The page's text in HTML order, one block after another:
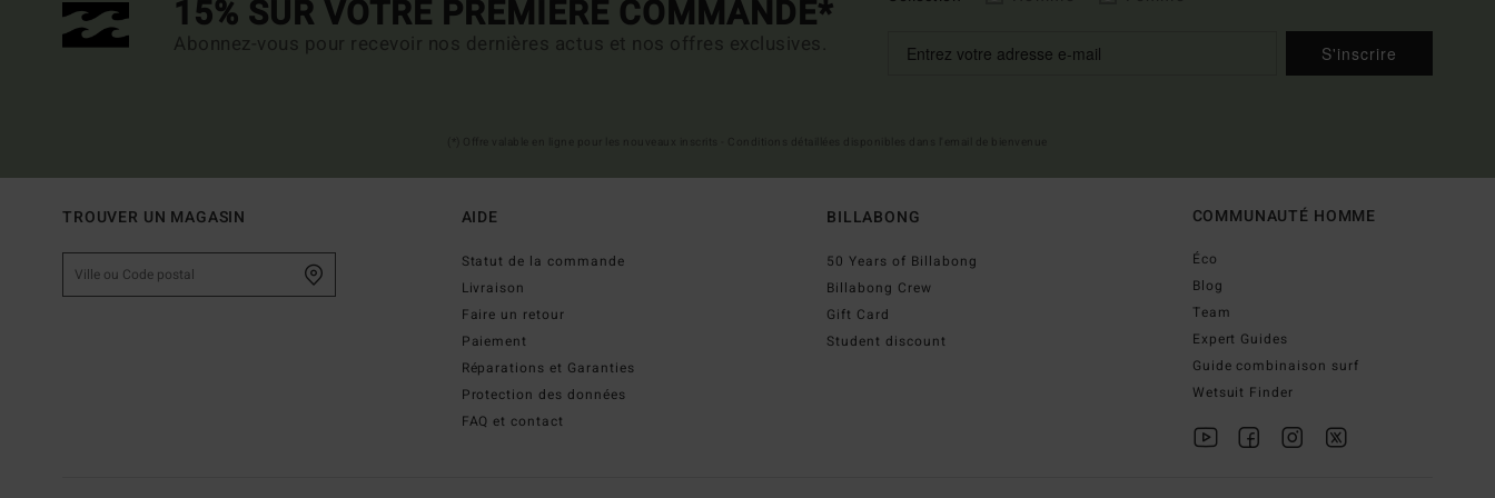
15% SUR VOTRE PREMIÈRE COMMANDE*
Abonnez-vous pour recevoir nos dernières actus et nos offres exclusives. S'inscrire
TROUVER UN MAGASIN AIDE
Statut de la commande
Livraison
Faire un retour
Paiement
Réparations et Garanties
Protection des données
FAQ et contact
BILLABONG
50 Years of Billabong
Billabong Crew
Gift Card
Student discount
COMMUNAUTÉ HOMME
Éco
Blog
Team
Expert Guides
Guide combinaison surf
Wetsuit Finder